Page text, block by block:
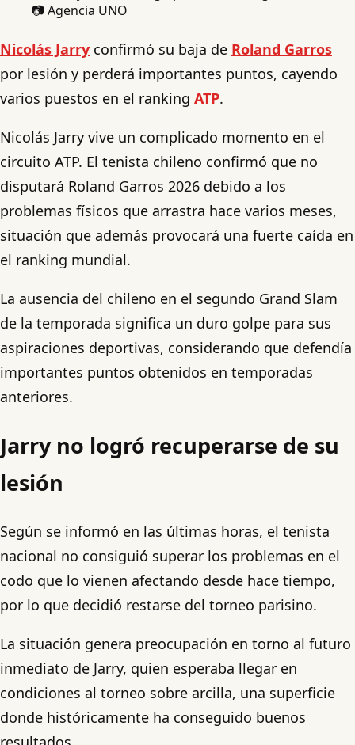
📷 Agencia UNO
Nicolás Jarry confirmó su baja de Roland Garros
por lesión y perderá importantes puntos, cayendo
varios puestos en el ranking ATP.
Nicolás Jarry vive un complicado momento en el
circuito ATP. El tenista chileno confirmó que no
disputará Roland Garros 2026 debido a los
problemas físicos que arrastra hace varios meses,
situación que además provocará una fuerte caída en
el ranking mundial.
La ausencia del chileno en el segundo Grand Slam
de la temporada significa un duro golpe para sus
aspiraciones deportivas, considerando que defendía
importantes puntos obtenidos en temporadas
anteriores.
Jarry no logró recuperarse de su
lesión
Según se informó en las últimas horas, el tenista
nacional no consiguió superar los problemas en el
codo que lo vienen afectando desde hace tiempo,
por lo que decidió restarse del torneo parisino.
La situación genera preocupación en torno al futuro
inmediato de Jarry, quien esperaba llegar en
condiciones al torneo sobre arcilla, una superficie
donde históricamente ha conseguido buenos